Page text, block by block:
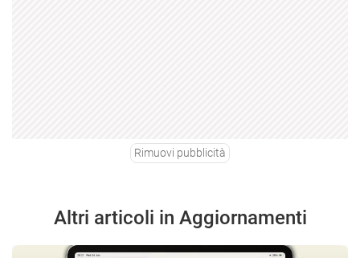
Rimuovi pubblicità
Altri articoli in Aggiornamenti